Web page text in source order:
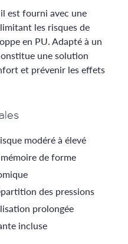
est fourni avec une
les risques de
en PU. Adapté à un
une solution
et prévenir les effets
modéré à élevé
de forme
des pressions
prolongée
incluse